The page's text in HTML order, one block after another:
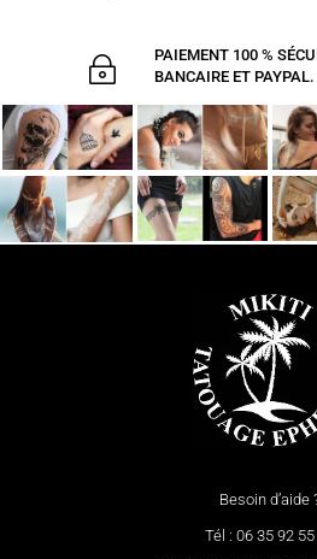
~
PAIEMENT 100 %
BANCAIRE ET PAYPAL.
Besoin d’aide
Tél : 06 35 92